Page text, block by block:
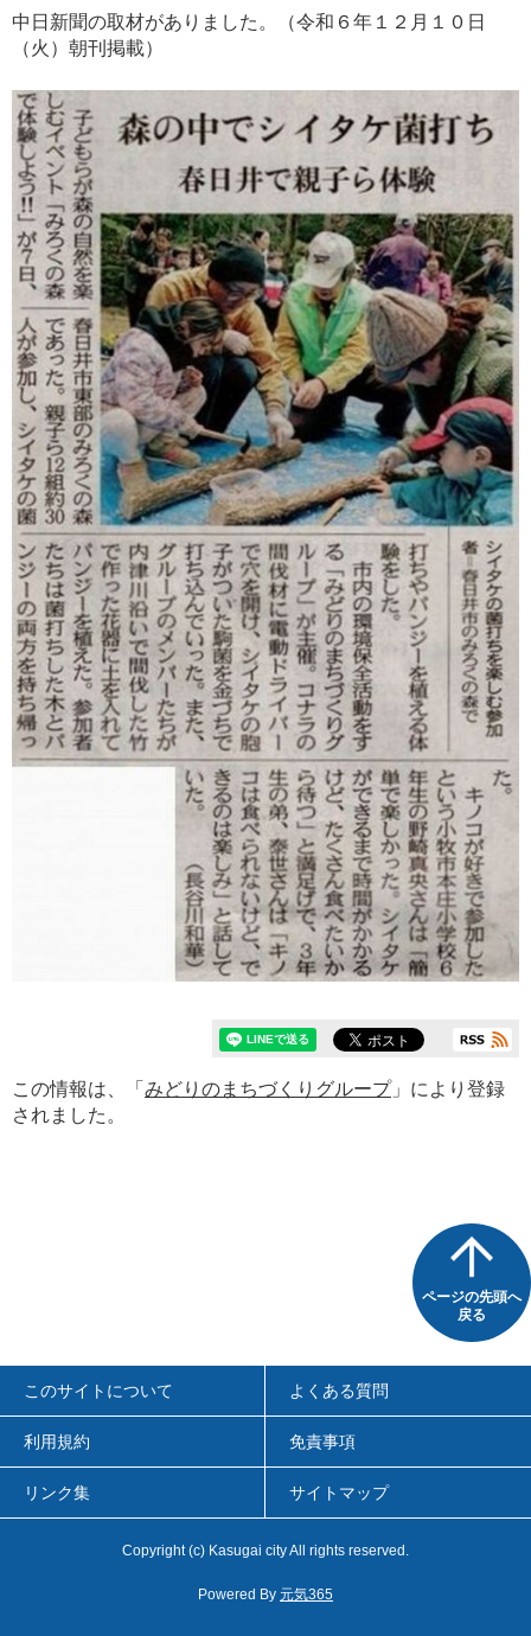
中日新聞の取材がありました。（令和６年１２月１０日
（火）朝刊掲載）
この情報は、「 みどりのまちづくりグループ」により登録
されました。
ページの先頭へ
戻る
このサイトについて よくある質問
利用規約 免責事項
リンク集 サイトマップ
Copyright(c) Kasugai city All rights reserved.
Powered By 元気365